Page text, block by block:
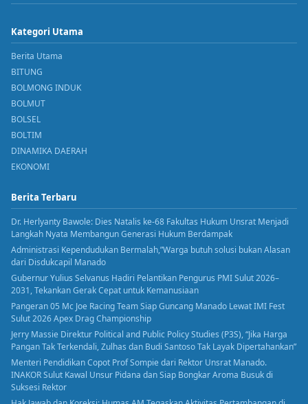
Kategori Utama
Berita Utama
BITUNG
BOLMONG INDUK
BOLMUT
BOLSEL
BOLTIM
DINAMIKA DAERAH
EKONOMI
Berita Terbaru
Dr. Herlyanty Bawole: Dies Natalis ke-68 Fakultas Hukum Unsrat Menjadi
Langkah Nyata Membangun Generasi Hukum Berdampak
Administrasi Kependudukan Bermalah,”Warga butuh solusi bukan Alasan
dari Disdukcapil Manado
Gubernur Yulius Selvanus Hadiri Pelantikan Pengurus PMI Sulut 2026–
2031, Tekankan Gerak Cepat untuk Kemanusiaan
Pangeran 05 Mc Joe Racing Team Siap Guncang Manado Lewat IMI Fest
Sulut 2026 Apex Drag Championship
Jerry Massie Direktur Political and Public Policy Studies (P3S), “Jika Harga
Pangan Tak Terkendali, Zulhas dan Budi Santoso Tak Layak Dipertahankan”
Menteri Pendidikan Copot Prof Sompie dari Rektor Unsrat Manado.
INAKOR Sulut Kawal Unsur Pidana dan Siap Bongkar Aroma Busuk di
Suksesi Rektor